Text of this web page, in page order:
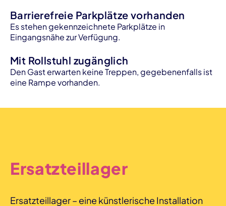
Barrierefreie Parkplätze vorhanden
Es stehen gekennzeichnete Parkplätze in
Eingangsnähe zur Verfügung.
Mit Rollstuhl zugänglich
Den Gast erwarten keine Treppen, gegebenenfalls ist
eine Rampe vorhanden.
Ersatzteillager
Ersatzteillager – eine künstlerische Installation